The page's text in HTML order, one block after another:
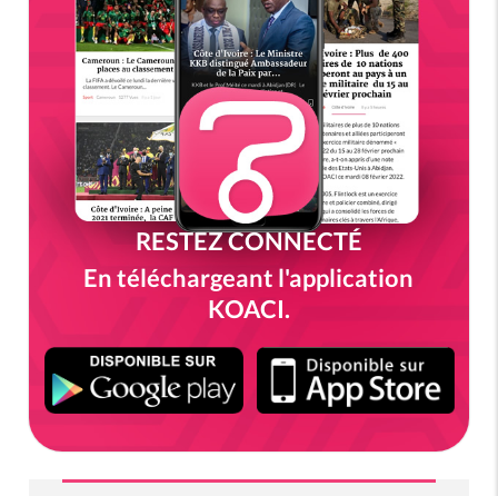
RESTEZ CONNECTÉ
En téléchargeant l'application
KOACI.